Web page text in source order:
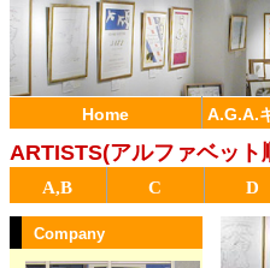
Home A.G.A.
ARTISTS(アルファベッ
A,B C D
Company